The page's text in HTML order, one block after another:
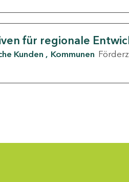
für regionale
Kunden Kommunen